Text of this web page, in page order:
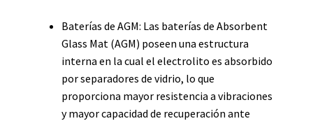
Baterías de AGM: Las baterías de Absorbent
Glass Mat (AGM) poseen una estructura
interna en la cual el electrolito es absorbido
por separadores de vidrio, lo que
proporciona mayor resistencia a vibraciones
y mayor capacidad de recuperación ante